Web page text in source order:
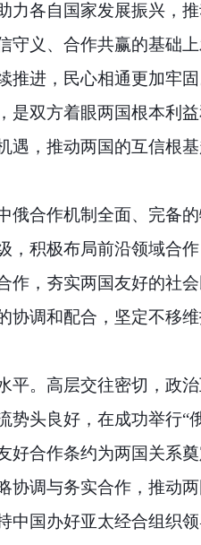
各自国家发展振兴，
义、合作共赢的基础
进，民心相通更加牢
双方着眼两国根本利
，推动两国的互信根
合作机制全面、完备
积极布局前沿领域合
，夯实两国友好的社
调和配合，坚定不移
。高层交往密切，政
头良好，在成功举行“
合作条约为两国关系
调与务实合作，推动
国办好亚太经合组织